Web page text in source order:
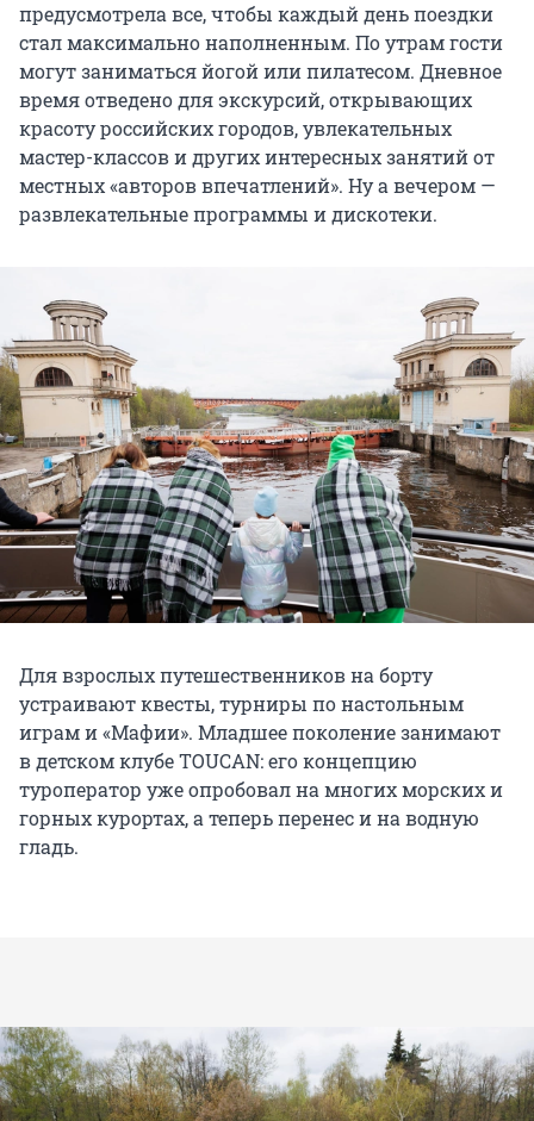
предусмотрела все, чтобы каждый день поездки
стал максимально наполненным. По утрам гости
могут заниматься йогой или пилатесом. Дневное
время отведено для экскурсий, открывающих
красоту российских городов, увлекательных
мастер-классов и других интересных занятий от
местных «авторов впечатлений». Ну а вечером —
развлекательные программы и дискотеки.
Для взрослых путешественников на борту
устраивают квесты, турниры по настольным
играм и «Мафии». Младшее поколение занимают
в детском клубе TOUCAN: его концепцию
туроператор уже опробовал на многих морских и
горных курортах, а теперь перенес и на водную
гладь.